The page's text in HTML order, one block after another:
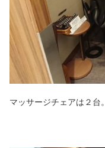
マッサージチェアは２台。